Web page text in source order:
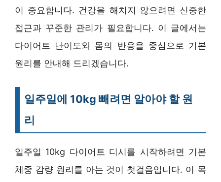
이 중요합니다. 건강을 해치지 않으려면 신중한
접근과 꾸준한 관리가 필요합니다. 이 글에서는
다이어트 난이도와 몸의 반응을 중심으로 기본
원리를 안내해 드리겠습니다.
일주일에 10kg 빼려면 알아야 할 원
리
일주일 10kg 다이어트 디시를 시작하려면 기본
체중 감량 원리를 아는 것이 첫걸음입니다. 이 목